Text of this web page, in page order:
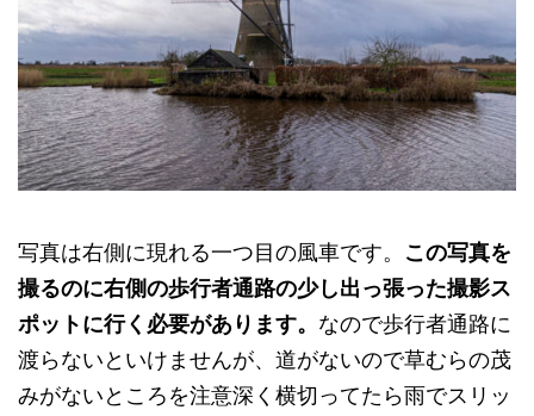
写真は右側に現れる一つ目の風車です。 この写真を
撮るのに右側の歩行者通路の少し出っ張った撮影ス
ポットに行く必要があります。 なので歩行者通路に
渡らないといけませんが、道がないので草むらの茂
みがないところを注意深く横切ってたら雨でスリッ